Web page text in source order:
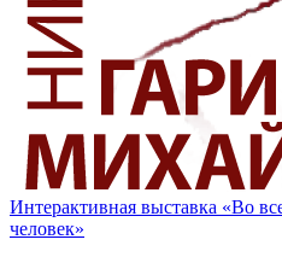
Интерактивная выставка «Во
человек»